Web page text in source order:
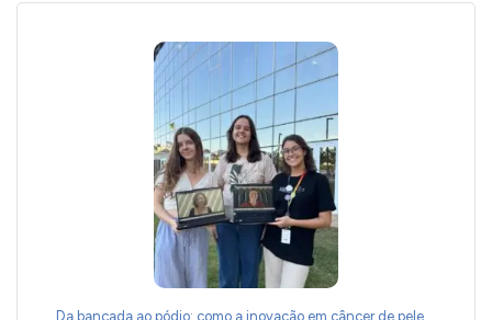
Da bancada ao pódio: como a inovação em câncer de pele